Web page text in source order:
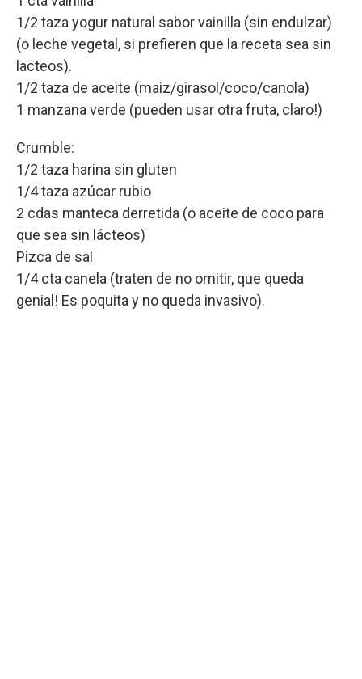
1/2 taza yogur natural sabor vainilla (sin endulzar)
(o leche vegetal, si prefieren que la receta sea sin
lacteos).
1/2 taza de aceite (maiz/girasol/coco/canola)
1 manzana verde (pueden usar otra fruta, claro!)
Crumble:
1/2 taza harina sin gluten
1/4 taza azúcar rubio
2 cdas manteca derretida (o aceite de coco para
que sea sin lácteos)
Pizca de sal
1/4 cta canela (traten de no omitir, que queda
genial! Es poquita y no queda invasivo).